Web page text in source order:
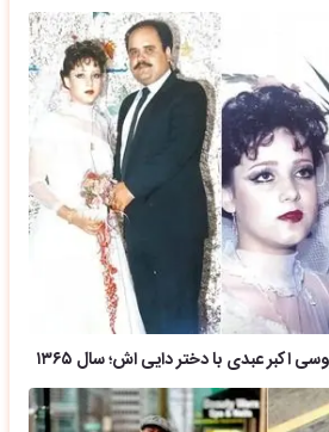
اکبر عبدی با دختر دایی اش؛ سال ۱۳۶۵